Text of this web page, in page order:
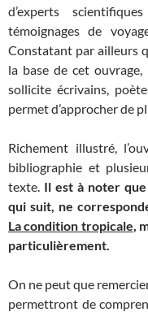
d’experts
témoignages de
Constatant par ailleurs
la base de cet
sollicite écrivains,
permet d’approcher de
Richement illustré,
bibliographie et
texte. Il est à noter que
qui suit, ne
La condition tropicale ,
particulièrement.
On ne peut que
permettront de